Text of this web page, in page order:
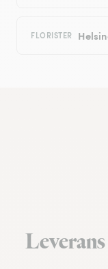
FLORISTER